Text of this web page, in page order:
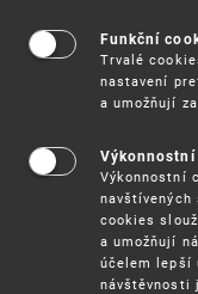
Vynálezy /
Užitnévzory
Ochranné
Funkční
Trvalé
nastavení
a umožňují
Výkonnostní
Výkonnostní
navštívených
cookies
a umožňují
účelem lepší
návštěvnosti